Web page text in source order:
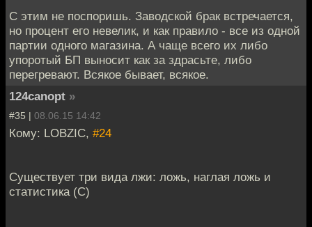
С этим не поспоришь. Заводской брак встречается,
но процент его невелик, и как правило - все из одной
партии одного магазина. А чаще всего их либо
упоротый БП выносит как за здрасьте, либо
перегревают. Всякое бывает, всякое.
124canopt »
#35 | 08.06.15 14:42
Кому: LOBZIC, #24
Существует три вида лжи: ложь, наглая ложь и
статистика (С)